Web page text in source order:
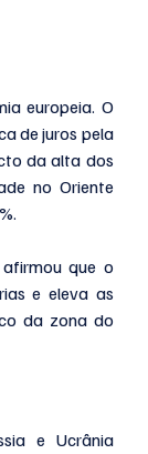
europeia. O
de juros pela
da alta dos
no Oriente
afirmou que o
e eleva as
da zona do
e Ucrânia